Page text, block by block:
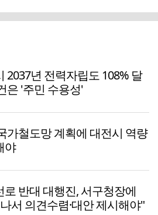
2037년 전력자립도 108% 달
은 '주민 수용성'
가철도망 계획에 대전시 역량
야
로 반대 대행진, 서구청장에
서 의견수렴·대안 제시해야"